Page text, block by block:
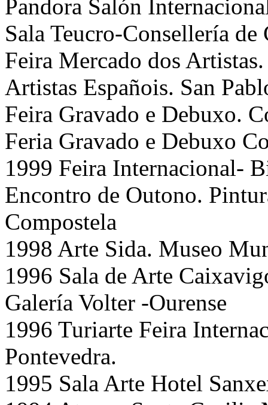
Pandora Salón
Sala Teucro-Consellería
Feira Mercado dos
Artistas Españois. San
Feira Gravado e Debuxo.
Feria Gravado e Debuxo
1999 Feira Internacional-
Encontro de Outono.
Compostela
1998 Arte Sida. Museo
1996 Sala de Arte
Galería Volter -Ourense
1996 Turiarte Feira
Pontevedra.
1995 Sala Arte Hotel